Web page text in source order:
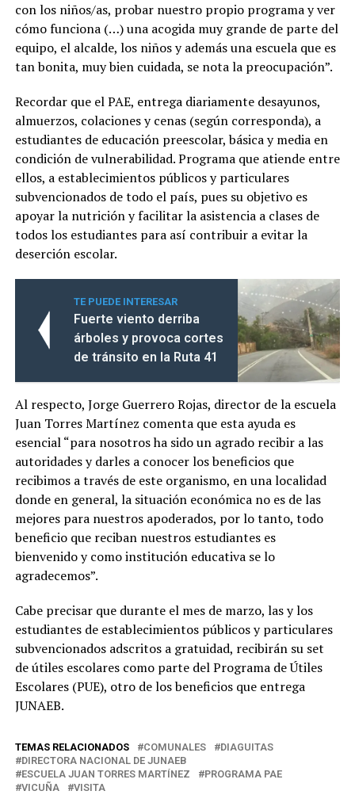
con los niños/as, probar nuestro propio programa y ver
cómo funciona (…) una acogida muy grande de parte del
equipo, el alcalde, los niños y además una escuela que es
tan bonita, muy bien cuidada, se nota la preocupación”.
Recordar que el PAE, entrega diariamente desayunos,
almuerzos, colaciones y cenas (según corresponda), a
estudiantes de educación preescolar, básica y media en
condición de vulnerabilidad. Programa que atiende entre
ellos, a establecimientos públicos y particulares
subvencionados de todo el país, pues su objetivo es
apoyar la nutrición y facilitar la asistencia a clases de
todos los estudiantes para así contribuir a evitar la
deserción escolar.
TE PUEDE INTERESAR
Fuerte viento derriba
árboles y provoca cortes
de tránsito en la Ruta 41
Al respecto, Jorge Guerrero Rojas, director de la escuela
Juan Torres Martínez comenta que esta ayuda es
esencial “para nosotros ha sido un agrado recibir a las
autoridades y darles a conocer los beneficios que
recibimos a través de este organismo, en una localidad
donde en general, la situación económica no es de las
mejores para nuestros apoderados, por lo tanto, todo
beneficio que reciban nuestros estudiantes es
bienvenido y como institución educativa se lo
agradecemos”.
Cabe precisar que durante el mes de marzo, las y los
estudiantes de establecimientos públicos y particulares
subvencionados adscritos a gratuidad, recibirán su set
de útiles escolares como parte del Programa de Útiles
Escolares (PUE), otro de los beneficios que entrega
JUNAEB.
TEMAS RELACIONADOS COMUNALES
DIAGUITAS
DIRECTORA NACIONAL DE JUNAEB
ESCUELA JUAN TORRES MARTÍNEZ
PROGRAMA PAE
VICUÑA
VISITA